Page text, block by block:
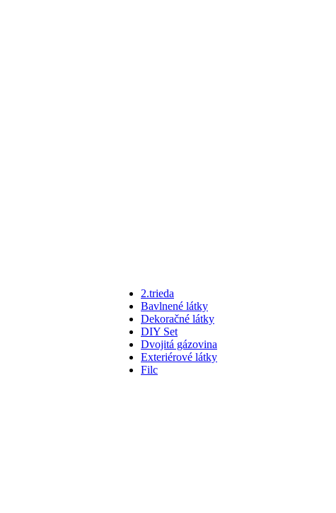
2.trieda
Bavlnené látky
Dekoračné látky
DIY Set
Dvojitá gázovina
Exteriérové látky
Filc